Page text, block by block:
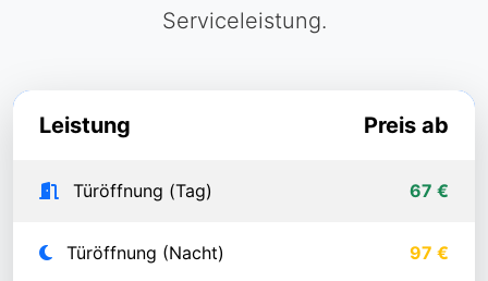
Serviceleistung.
Leistung Preis ab
Türöffnung (Tag) 67 €
Türöffnung (Nacht) 97 €